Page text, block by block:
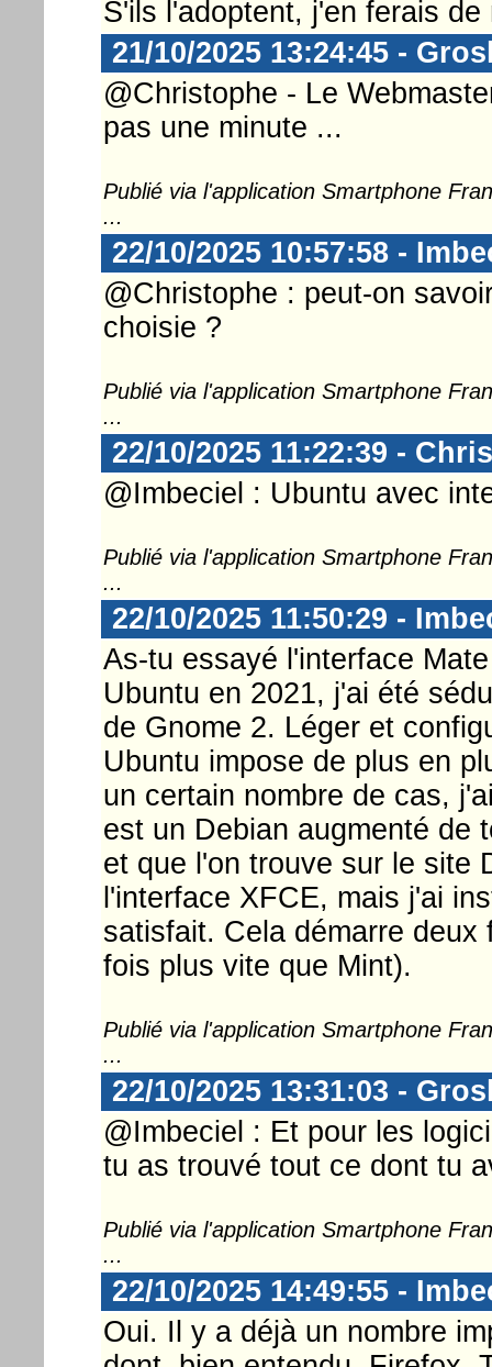
S'ils l'adoptent, j'en ferais de
21/10/2025 13:24:45 -
@Christophe - Le
pas une minute ...
Publié via l'application Smartphone
...
22/10/2025 10:57:58 -
@Christophe : peut-on
choisie ?
Publié via l'application Smartphone
...
22/10/2025 11:22:39 -
@Imbeciel : Ubuntu avec
Publié via l'application Smartphone
...
22/10/2025 11:50:29 -
As-tu essayé l'interface
Ubuntu en 2021, j'ai été
de Gnome 2. Léger et
Ubuntu impose de plus en
un certain nombre de cas,
est un Debian augmenté de
et que l'on trouve sur le site
l'interface XFCE, mais j'ai
satisfait. Cela démarre
fois plus vite que Mint).
Publié via l'application Smartphone
...
22/10/2025 13:31:03 -
@Imbeciel : Et pour les
tu as trouvé tout ce dont tu
Publié via l'application Smartphone
...
22/10/2025 14:49:55 -
Oui. Il y a déjà un nombre